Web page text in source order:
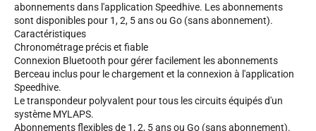
Kits complets
Chronomètres et transmission
Cellules et détection
Photofinish
Afficheurs et horloge
VOLA Board & Clé de protection
Suite SkiAlp
abonnements dans l'application Speedhive. Les abonnements
sont disponibles pour 1, 2, 5 ans ou Go (sans abonnement).
Caractéristiques
Chronométrage précis et fiable
Connexion Bluetooth pour gérer facilement les abonnements
Berceau inclus pour le chargement et la connexion à l'application
Speedhive.
Le transpondeur polyvalent pour tous les circuits équipés d'un
système MYLAPS.
Abonnements flexibles de 1, 2, 5 ans ou Go (sans abonnement).